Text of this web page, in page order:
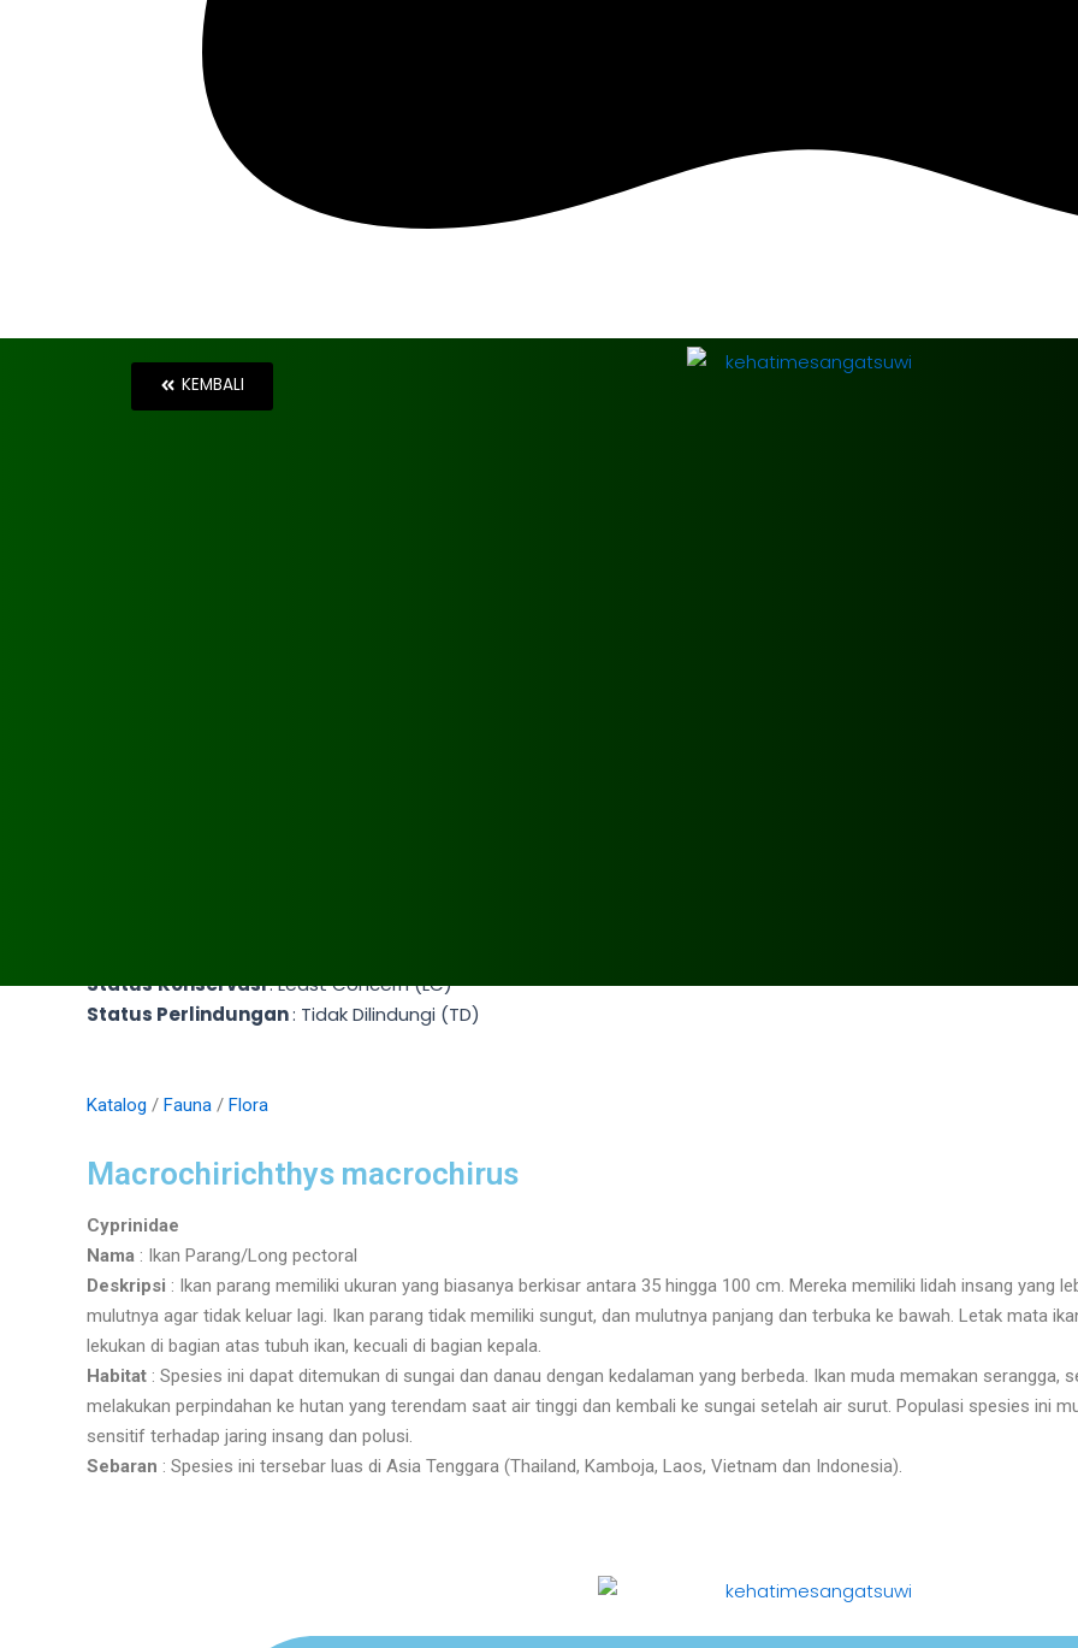
KEMBALI
StatusKonservasi: Least Concern (LC)
Status Perlindungan: Tidak Dilindungi (TD)
Katalog / Fauna / Flora
Macrochirichthys macrochirus
Cyprinidae
Nama : Ikan Parang/Long pectoral
Deskripsi : Ikan parang memiliki ukuran yang biasanya berkisar antara 35 hingga 100 cm. Mereka memiliki lidah insang yang
mulutnya agar tidak keluar lagi. Ikan parang tidak memiliki sungut, dan mulutnya panjang dan terbuka ke bawah. Letak mata
lekukan di bagian atas tubuh ikan, kecuali di bagian kepala.
Habitat : Spesies ini dapat ditemukan di sungai dan danau dengan kedalaman yang berbeda. Ikan muda memakan serangga,
melakukan perpindahan ke hutan yang terendam saat air tinggi dan kembali ke sungai setelah air surut. Populasi spesies ini
sensitif terhadap jaring insang dan polusi.
Sebaran : Spesies ini tersebar luas di Asia Tenggara (Thailand, Kamboja, Laos, Vietnam dan Indonesia).